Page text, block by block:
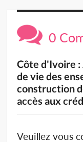
0
Côte d'Ivoire
de vie des
construction
accès aux
Veuillez vous